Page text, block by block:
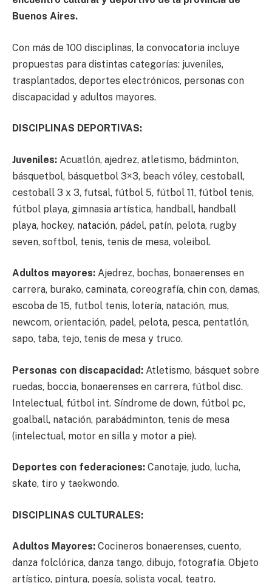
Buenos Aires.
Con más de 100 disciplinas, la convocatoria incluye
propuestas para distintas categorías: juveniles,
trasplantados, deportes electrónicos, personas con
discapacidad y adultos mayores.
DISCIPLINAS DEPORTIVAS:
Juveniles: Acuatlón, ajedrez, atletismo, bádminton,
básquetbol, básquetbol 3×3, beach vóley, cestoball,
cestoball 3 x 3, futsal, fútbol 5, fútbol 11, fútbol tenis,
fútbol playa, gimnasia artística, handball, handball
playa, hockey, natación, pádel, patín, pelota, rugby
seven, softbol, tenis, tenis de mesa, voleibol.
Adultos mayores: Ajedrez, bochas, bonaerenses en
carrera, burako, caminata, coreografía, chin con, damas,
escoba de 15, futbol tenis, lotería, natación, mus,
newcom, orientación, padel, pelota, pesca, pentatlón,
sapo, taba, tejo, tenis de mesa y truco.
Personas con discapacidad: Atletismo, básquet sobre
ruedas, boccia, bonaerenses en carrera, fútbol disc.
Intelectual, fútbol int. Síndrome de down, fútbol pc,
goalball, natación, parabádminton, tenis de mesa
(intelectual, motor en silla y motor a pie).
Deportes con federaciones: Canotaje, judo, lucha,
skate, tiro y taekwondo.
DISCIPLINAS CULTURALES:
Adultos Mayores: Cocineros bonaerenses, cuento,
danza folclórica, danza tango, dibujo, fotografía. Objeto
artístico, pintura, poesía, solista vocal, teatro.